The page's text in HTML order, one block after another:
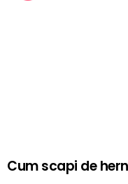
Cum scapi de